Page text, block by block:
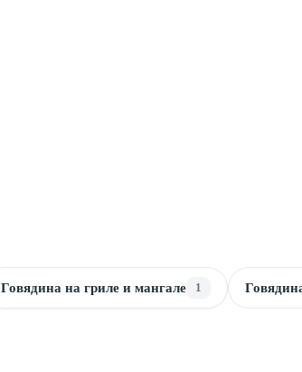
Говядина на гриле и мангале 1